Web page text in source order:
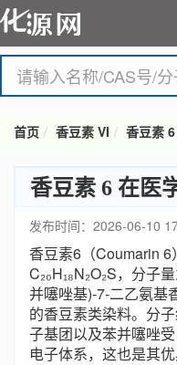
首页 香豆素 VI 香豆素
香豆素 6 在医
发布时间：2026-06-10
香豆素6（Coumarin
C₂₀H₁₈N₂O₂S，分子
并噻唑基)-7-二乙氨基
的香豆素类染料。分
子基团以及苯并噻唑
电子体系，这也是其